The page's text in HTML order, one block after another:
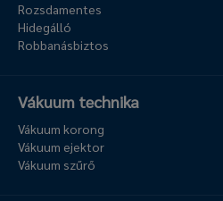
Rozsdamentes
Hidegálló
Robbanásbiztos
Vákuum technika
Vákuum korong
Vákuum ejektor
Vákuum szűrő